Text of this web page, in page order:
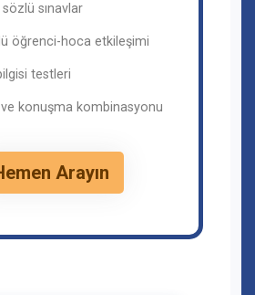
sözlü sınavlar
öğrenci-hoca etkileşimi
testleri
konuşma kombinasyonu
Arayın